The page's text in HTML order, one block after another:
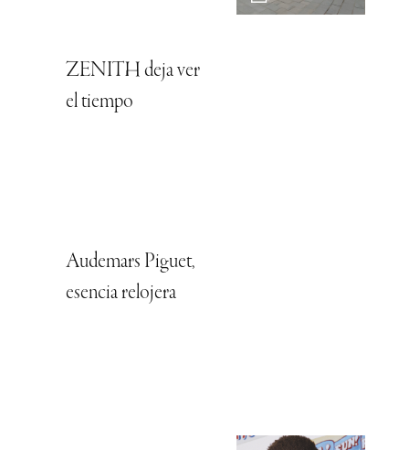
ZENITH deja ver
el tiempo
Audemars Piguet,
esencia relojera